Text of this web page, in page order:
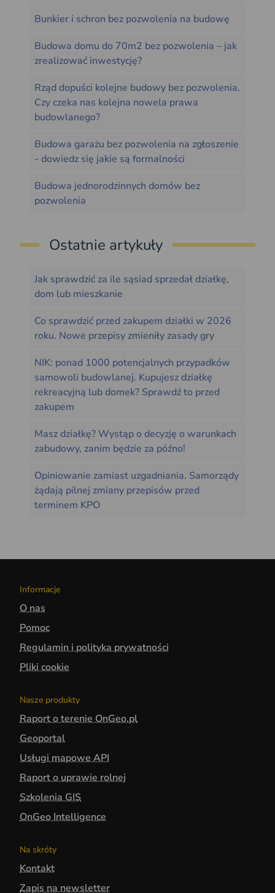
Bunkier i schron bez pozwolenia na budowę
Budowa domu do 70m2 bez pozwolenia – jak
zrealizować inwestycję?
Rząd dopuści kolejne budowy bez pozwolenia.
Czy czeka nas kolejna nowela prawa
budowlanego?
Budowa garażu bez pozwolenia na zgłoszenie
- dowiedz się jakie są formalności
Budowa jednorodzinnych domów bez
pozwolenia
Ostatnie artykuły
Jak sprawdzić za ile sąsiad sprzedał działkę,
dom lub mieszkanie
Co sprawdzić przed zakupem działki w 2026
roku. Nowe przepisy zmieniły zasady gry
NIK: ponad 1000 potencjalnych przypadków
samowoli budowlanej. Kupujesz działkę
rekreacyjną lub domek? Sprawdź to przed
zakupem
Masz działkę? Wystąp o decyzję o warunkach
zabudowy, zanim będzie za późno!
Opiniowanie zamiast uzgadniania. Samorządy
żądają pilnej zmiany przepisów przed
terminem KPO
Informacje
O nas
Pomoc
Regulamin i polityka prywatności
Pliki cookie
Nasze produkty
Raport o terenie OnGeo.pl
Geoportal
Usługi mapowe API
Raport o uprawie rolnej
Szkolenia GIS
OnGeo Intelligence
Na skróty
Kontakt
Zapis na newsletter